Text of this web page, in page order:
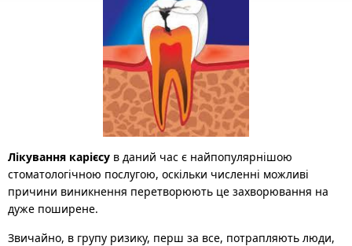
Лікування карієсу в даний час є найпопулярнішою
стоматологічною послугою, оскільки численні можливі
причини виникнення перетворюють це захворювання на
дуже поширене.
Звичайно, в групу ризику, перш за все, потрапляють люди,